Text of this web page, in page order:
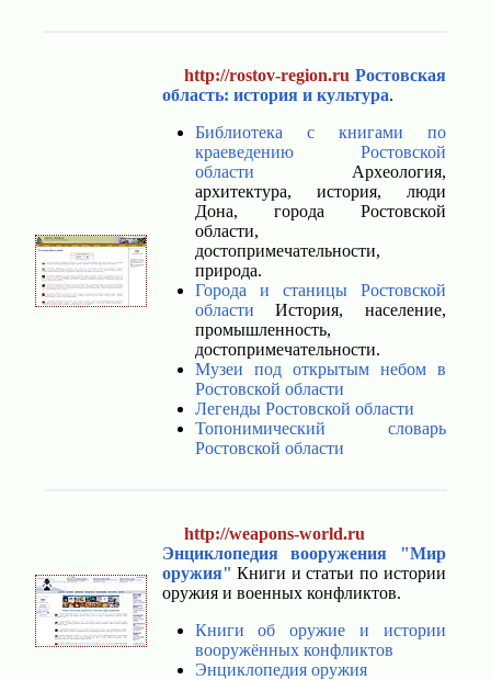
http://rostov-region.ru Ростовская
область: история и культура.
Библиотека с книгами по
краеведению Ростовской
области Археология,
архитектура, история, люди
Дона, города Ростовской
области,
достопримечательности,
природа.
Города и станицы Ростовской
области История, население,
промышленность,
достопримечательности.
Музеи под открытым небом в
Ростовской области
Легенды Ростовской области
Топонимический словарь
Ростовской области
http://weapons-world.ru
Энциклопедия вооружения "Мир
оружия" Книги и статьи по истории
оружия и военных конфликтов.
Книги об оружие и истории
вооружённых конфликтов
Энциклопедия оружия